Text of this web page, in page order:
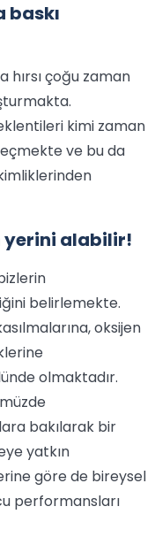
baskı
hırsı çoğu zaman
kimi zaman
ve bu da
yerini alabilir!
belirlemekte.
oksijen
olmaktadır.
bakılarak bir
yatkın
göre de bireysel
performansları